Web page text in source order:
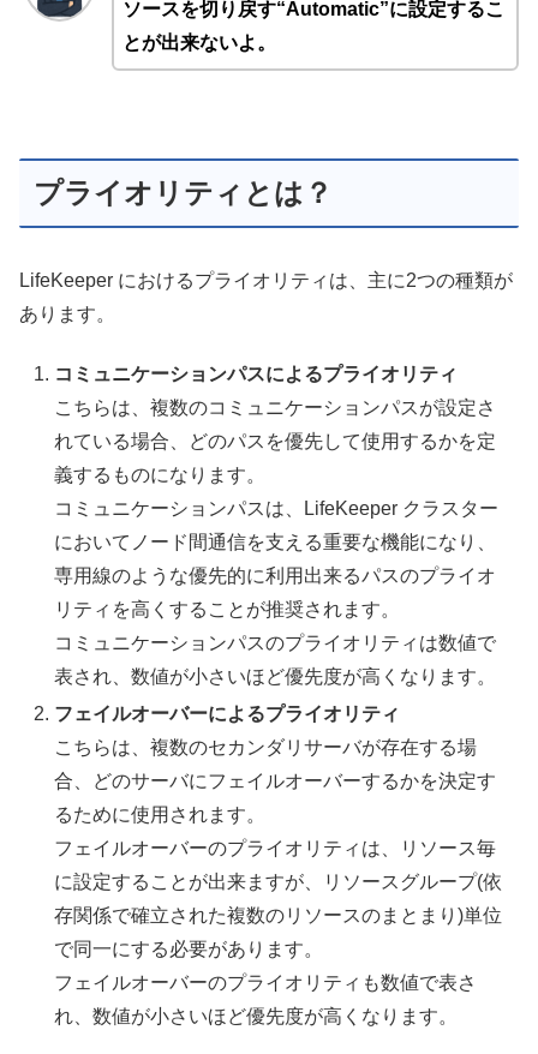
ソースを切り戻す“Automatic”に設定するこ
とが出来ないよ。
プライオリティとは？
LifeKeeper におけるプライオリティは、主に2つの種類が
あります。
コミュニケーションパスによるプライオリティ
こちらは、複数のコミュニケーションパスが設定さ
れている場合、どのパスを優先して使用するかを定
義するものになります。
コミュニケーションパスは、LifeKeeper クラスター
においてノード間通信を支える重要な機能になり、
専用線のような優先的に利用出来るパスのプライオ
リティを高くすることが推奨されます。
コミュニケーションパスのプライオリティは数値で
表され、数値が小さいほど優先度が高くなります。
フェイルオーバーによるプライオリティ
こちらは、複数のセカンダリサーバが存在する場
合、どのサーバにフェイルオーバーするかを決定す
るために使用されます。
フェイルオーバーのプライオリティは、リソース毎
に設定することが出来ますが、リソースグループ(依
存関係で確立された複数のリソースのまとまり)単位
で同一にする必要があります。
フェイルオーバーのプライオリティも数値で表さ
れ、数値が小さいほど優先度が高くなります。